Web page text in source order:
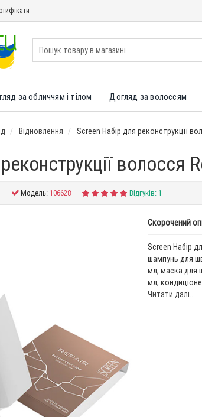
за обличчям і тілом Догляд за волоссям
Відновлення Screen Набір для реконструкції
волосся
Модель:106628 Відгуків: 1
Скорочений
Screen Набір
шампунь для
мл, маска для
мл,
Читати далі...